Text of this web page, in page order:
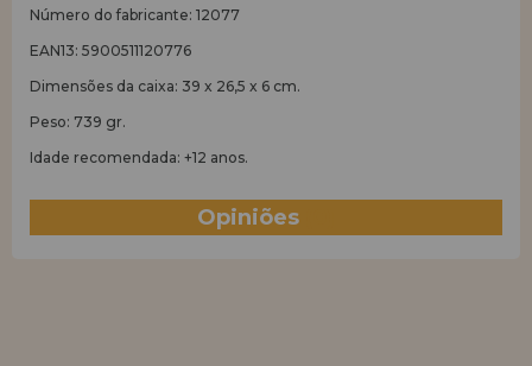
Número do fabricante: 12077
EAN13: 5900511120776
Dimensões da caixa: 39 x 26,5 x 6 cm.
Peso: 739 gr.
Idade recomendada: +12 anos.
Opiniões